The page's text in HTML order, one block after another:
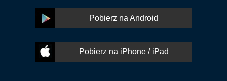
Pobierz na Android
Pobierz na iPhone / iPad